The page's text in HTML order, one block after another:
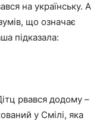
на українську. А
що означає
підказала:
рвався додому –
у Смілі, яка